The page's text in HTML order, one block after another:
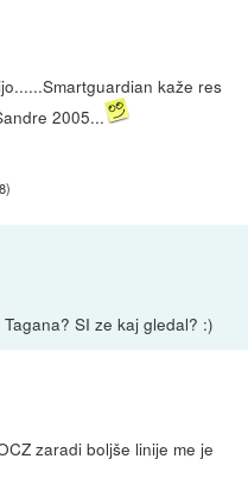
kaže res
2005...
)
SI ze kaj gledal? :)
zaradi boljše linije me je